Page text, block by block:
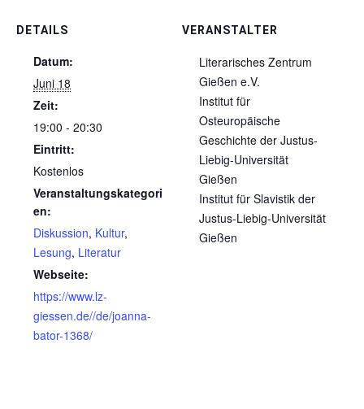
DETAILS
Datum:
Juni 18
Zeit:
19:00 - 20:30
Eintritt:
Kostenlos
Veranstaltungskategori
en:
Diskussion, Kultur,
Lesung, Literatur
Webseite:
https://www.lz-
giessen.de//de/joanna-
bator-1368/
VERANSTALTER
Literarisches Zentrum
Gießen e.V.
Institut für
Osteuropäische
Geschichte der Justus-
Liebig-Universität
Gießen
Institut für Slavistik der
Justus-Liebig-Universität
Gießen